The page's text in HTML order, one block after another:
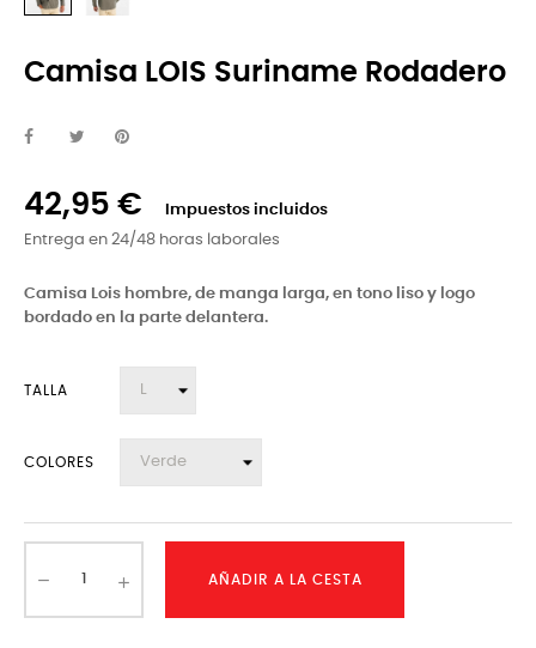
Camisa LOIS Suriname Rodadero
42,95 €
Impuestos incluidos
Entrega en 24/48 horas laborales
Camisa Lois hombre, de manga larga, en tono liso y logo
bordado en la parte delantera.
TALLA
COLORES
AÑADIR A LA CESTA